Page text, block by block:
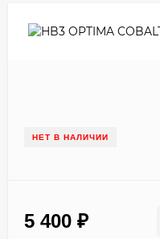
НЕТ В НАЛИЧИИ
5 400 ₽